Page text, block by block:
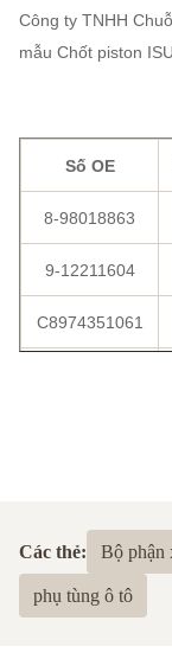
Công ty TNHH
mẫu Chốt piston
Số OE
8-98018863
9-12211604
C8974351061
Các thẻ: Bộ phận
phụ tùng ô tô